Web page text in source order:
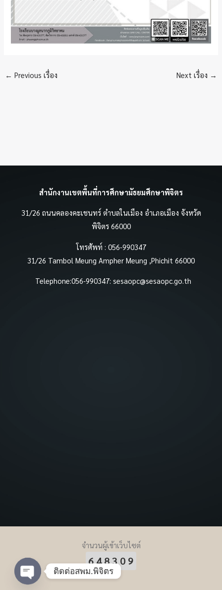
← Previous เรื่อง Next เรื่อง →
สำนักงานเขตพื้นที่การศึกษามัธยมศึกษาพิจิตร
31/26 ถนนคลองคะเชนทร์ ตำบลในเมือง อำเภอเมือง จังหวัด
พิจิตร 66000
โทรศัพท์ : 056-990347
31/26 Tambol Meung Ampher Meung ,Phichit 66000
Telephone:056-990347: sesaopc@sesaopc.go.th
จำนวนผู้เข้าเว็บไซต์
648309
ติดต่อสพม.พิจิตร
Open chaty